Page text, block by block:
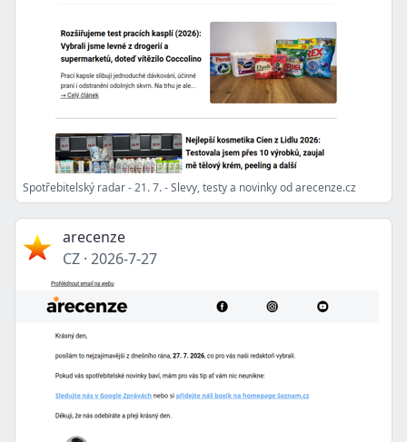
Spotřebitelský radar - 21. 7. - Slevy, testy a novinky od arecenze.cz
arecenze
CZ · 2026-7-27